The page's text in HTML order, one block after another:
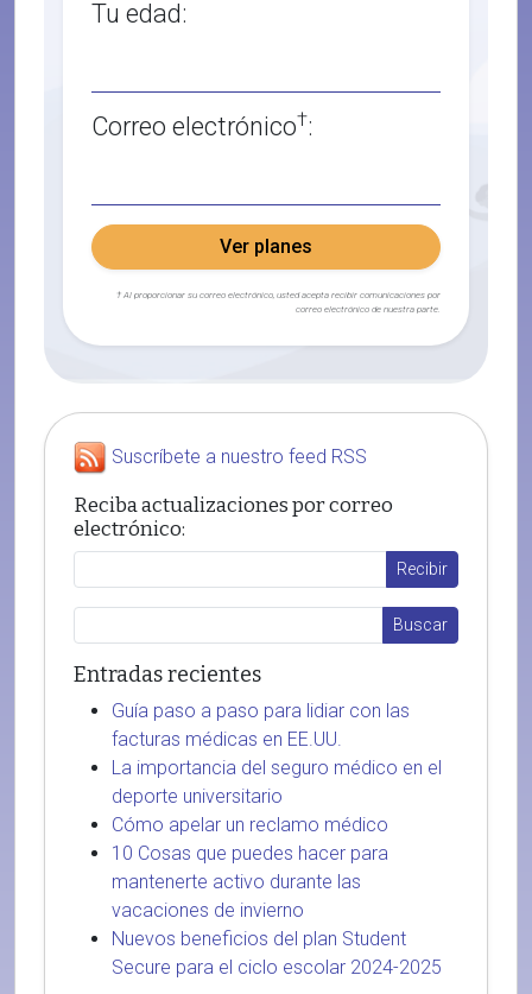
Tu edad:
Correo electrónico†:
Ver planes
† Al proporcionar su correo electrónico, usted acepta recibir comunicaciones por
correo electrónico de nuestra parte.
Suscríbete a nuestro feed RSS
Reciba actualizaciones por correo
electrónico:
Entradas recientes
Guía paso a paso para lidiar con las
facturas médicas en EE.UU.
La importancia del seguro médico en el
deporte universitario
Cómo apelar un reclamo médico
10 Cosas que puedes hacer para
mantenerte activo durante las
vacaciones de invierno
Nuevos beneficios del plan Student
Secure para el ciclo escolar 2024-2025